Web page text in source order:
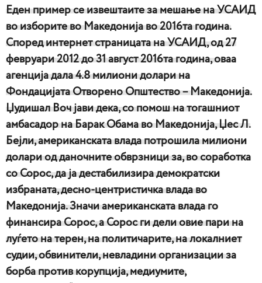
Еден пример се извештаите за мешање на УСАИД
во изборите во Македонија во 2016та година.
Според интернет страницата на УСАИД, од 27
февруари 2012 до 31 август 2016та година, оваа
агенција дала 4.8 милиони долари на
Фондацијата Отворено Општество – Македонија.
Џудишал Воч јави дека, со помош на тогашниот
амбасадор на Барак Обама во Македонија, Џес Л.
Бејли, американската влада потрошила милиони
долари од даночните обврзници за, во соработка
со Сорос, да ја дестабилизира демократски
избраната, десно-центристичка влада во
Македонија. Значи американската влада го
финансира Сорос, а Сорос ги дели овие пари на
луѓето на терен, на политичарите, на локалниет
судии, обвинители, невладини организации за
борба против корупција, медиумите,